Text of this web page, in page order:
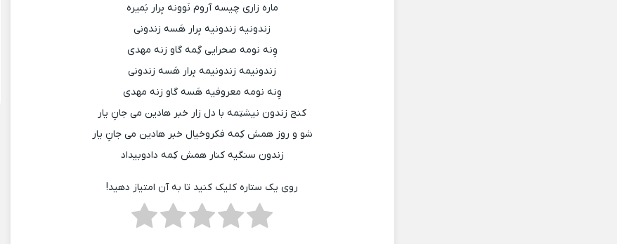
ماره زاری چیسه آروم نَوونه بِرار بَمیره
زندونیه زندونیه بِرار هَسه زندونی
وِنه نومه صحرایی گِمه گاو زنه مهدی
زندونیمه زندونیمه بِرار هَسه زندونی
وِنه نومه معروفیه هَسه گاو زنه مهدی
کنج زندون نیشتِمه با دل زار خبر هادین می جانِ یار
شو و روز همش کِمه فکروخیال خبر هادین می جانِ یار
زندون سنگیه کنار همش کِمه دادوبیداد
روی یک ستاره کلیک کنید تا به آن امتیاز دهید!